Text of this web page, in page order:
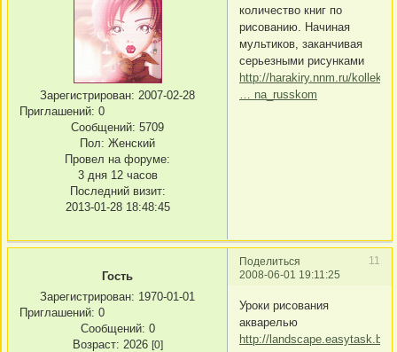
Зарегистрирован: 2007-02-28
Приглашений: 0
Сообщений: 5709
Пол: Женский
Провел на форуме:
3 дня 12 часов
Последний визит:
2013-01-28 18:48:45
количество книг по
рисованию. Начиная
мультиков, заканчивая
серьезными рисунками
http://harakiry.nnm.ru/
… na_russkom
Поделиться
11
2008-06-01 19:11:25
Гость
Зарегистрирован: 1970-01-01
Приглашений: 0
Сообщений: 0
Возраст: 2026 [0]
Уроки рисования
акварелью
http://landscape.easytask.biz/